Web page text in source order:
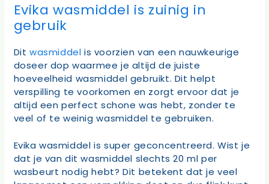
Evika wasmiddel is zuinig in
gebruik
Dit wasmiddel is voorzien van een nauwkeurige
doseer dop waarmee je altijd de juiste
hoeveelheid wasmiddel gebruikt. Dit helpt
verspilling te voorkomen en zorgt ervoor dat je
altijd een perfect schone was hebt, zonder te
veel of te weinig wasmiddel te gebruiken.
Evika wasmiddel is super geconcentreerd. Wist je
dat je van dit wasmiddel slechts 20 ml per
wasbeurt nodig hebt? Dit betekent dat je veel